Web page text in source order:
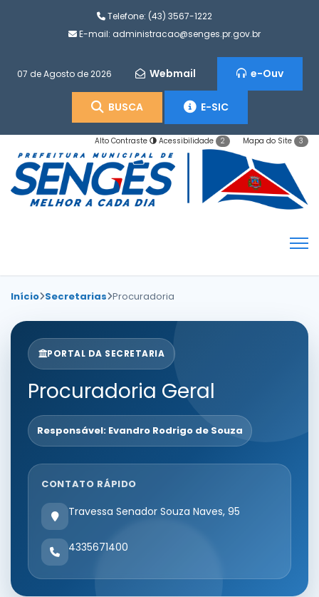
Telefone: (43) 3567-1222
E-mail: administracao@senges.pr.gov.br
07 de Agosto de 2026 Webmail e-Ouv
BUSCA E-SIC
Alto Contraste Acessibilidade 2 Mapa do Site 3
Início Secretarias Procuradoria
PORTAL DA SECRETARIA
Procuradoria Geral
Responsável: Evandro Rodrigo de Souza
CONTATO RÁPIDO
Travessa Senador Souza Naves, 95
4335671400